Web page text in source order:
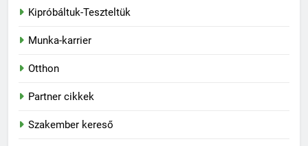
Kipróbáltuk-Teszteltük
Munka-karrier
Otthon
Partner cikkek
Szakember kereső